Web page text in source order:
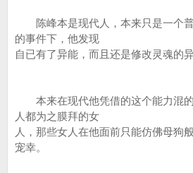
陈峰本是现代人，本来只是一个普
的事件下，他发现
自已有了异能，而且还是修改灵魂的异
本来在现代他凭借的这个能力混的
人都为之膜拜的女
人，那些女人在他面前只能仿佛母狗
宠幸。